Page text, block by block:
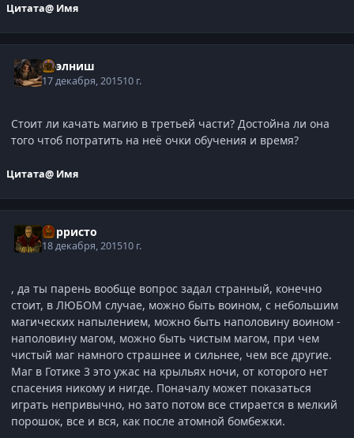
Цитата@ Имя
Нээлниш
17 декабря, 201510 г.
Стоит ли качать магию в третьей части? Достойна ли она
того чтоб потратить на неё очки обучения и время?
Цитата@ Имя
Корристо
18 декабря, 201510 г.
, да ты парень вообще вопрос задал странный, конечно
стоит, в ЛЮБОМ случае, можно быть воином, с небольшим
магических напылением, можно быть наполовину воином -
наполовину магом, можно быть чистым магом, при чем
чистый маг намного страшнее и сильнее, чем все другие.
Маг в Готике 3 это ужас на крыльях ночи, от которого нет
спасения никому и нигде. Поначалу может показаться
играть непривычно, но зато потом все стирается в мелкий
порошок, все и вся, как после атомной бомбежки.